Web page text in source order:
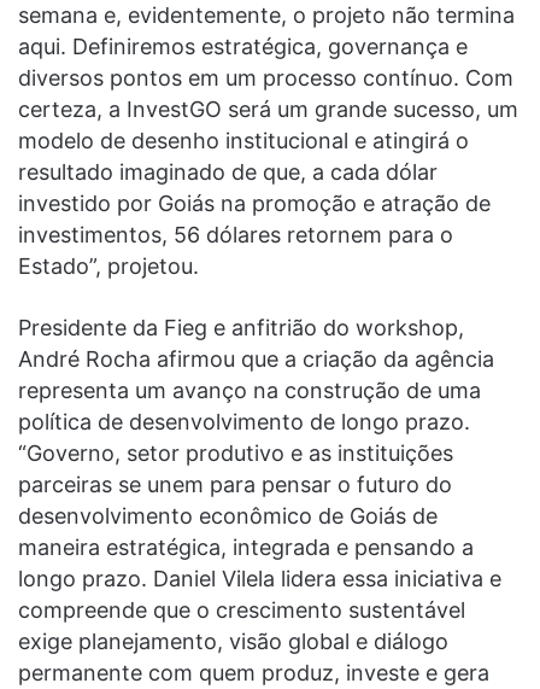
semana e, evidentemente, o projeto não termina
aqui. Definiremos estratégica, governança e
diversos pontos em um processo contínuo. Com
certeza, a InvestGO será um grande sucesso, um
modelo de desenho institucional e atingirá o
resultado imaginado de que, a cada dólar
investido por Goiás na promoção e atração de
investimentos, 56 dólares retornem para o
Estado”, projetou.
Presidente da Fieg e anfitrião do workshop,
André Rocha afirmou que a criação da agência
representa um avanço na construção de uma
política de desenvolvimento de longo prazo.
“Governo, setor produtivo e as instituições
parceiras se unem para pensar o futuro do
desenvolvimento econômico de Goiás de
maneira estratégica, integrada e pensando a
longo prazo. Daniel Vilela lidera essa iniciativa e
compreende que o crescimento sustentável
exige planejamento, visão global e diálogo
permanente com quem produz, investe e gera